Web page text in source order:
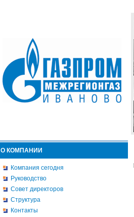
О КОМПАНИИ
Компания сегодня
Руководство
Совет директоров
Структура
Контакты